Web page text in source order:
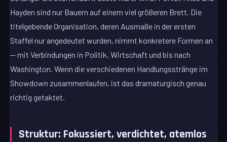
Hayden sind nur Bauern auf einem viel größeren Brett. Die
titelgebende Organisation, deren Ausmaße in der ersten
Staffel nur angedeutet wurden, nimmt konkretere Formen an
— mit Verbindungen in Politik, Wirtschaft und bis nach
Washington. Wenn die verschiedenen Handlungsstränge im
Showdown zusammenlaufen, ist das dramaturgisch genau
richtig getaktet.
Struktur: Fokussiert, verdichtet, atemlos